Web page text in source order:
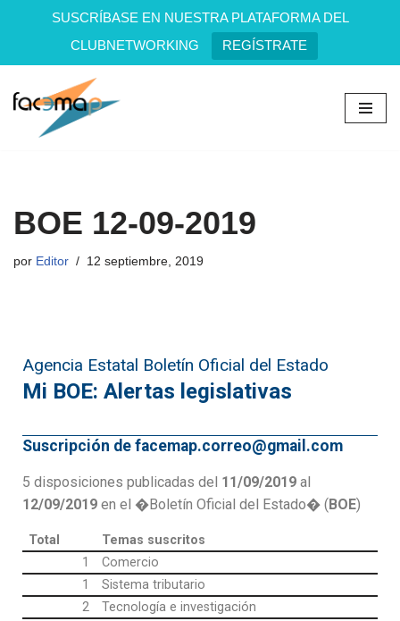
SUSCRÍBASE EN NUESTRA PLATAFORMA DEL
CLUBNETWORKING
REGÍSTRATE
Saltar
BOE 12-09-2019
por Editor 12 septiembre, 2019
Agencia Estatal Boletín Oficial del Estado
Mi BOE: Alertas legislativas
Suscripción de facemap.correo@gmail.com
5 disposiciones publicadas del 11/09/2019 al
12/09/2019 en el �Boletín Oficial del Estado� ( BOE)
Total
Temas suscritos
1
Comercio
1
Sistema tributario
2
Tecnología e investigación